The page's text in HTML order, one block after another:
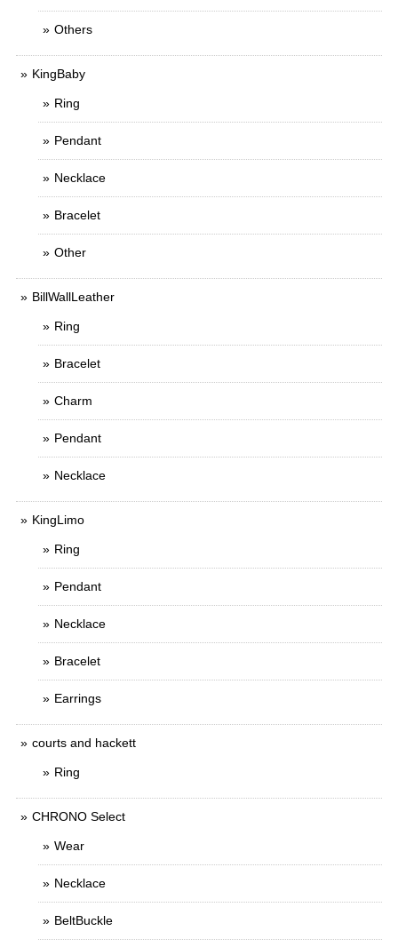
Others
KingBaby
Ring
Pendant
Necklace
Bracelet
Other
BillWallLeather
Ring
Bracelet
Charm
Pendant
Necklace
KingLimo
Ring
Pendant
Necklace
Bracelet
Earrings
courts and hackett
Ring
CHRONO Select
Wear
Necklace
BeltBuckle